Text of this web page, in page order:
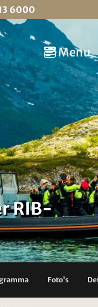
6000
Menu
RIB-
Foto's